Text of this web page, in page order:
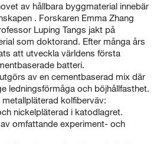
av hållbara byggmaterial innebär
. Forskaren Emma Zhang
Luping Tangs jakt på
som doktorand. Efter många års
att utveckla världens första
batteri.
av en cementbaserad mix där
ledningsförmåga och böjhållfasthet.
kolfiberväv:
nickelpläterad i katodlagret.
omfattande experiment- och